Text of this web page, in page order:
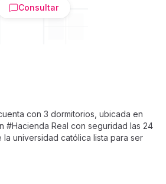
Consultar
con 3 dormitorios, ubicada en
#Hacienda Real con seguridad las 24
universidad católica lista para ser